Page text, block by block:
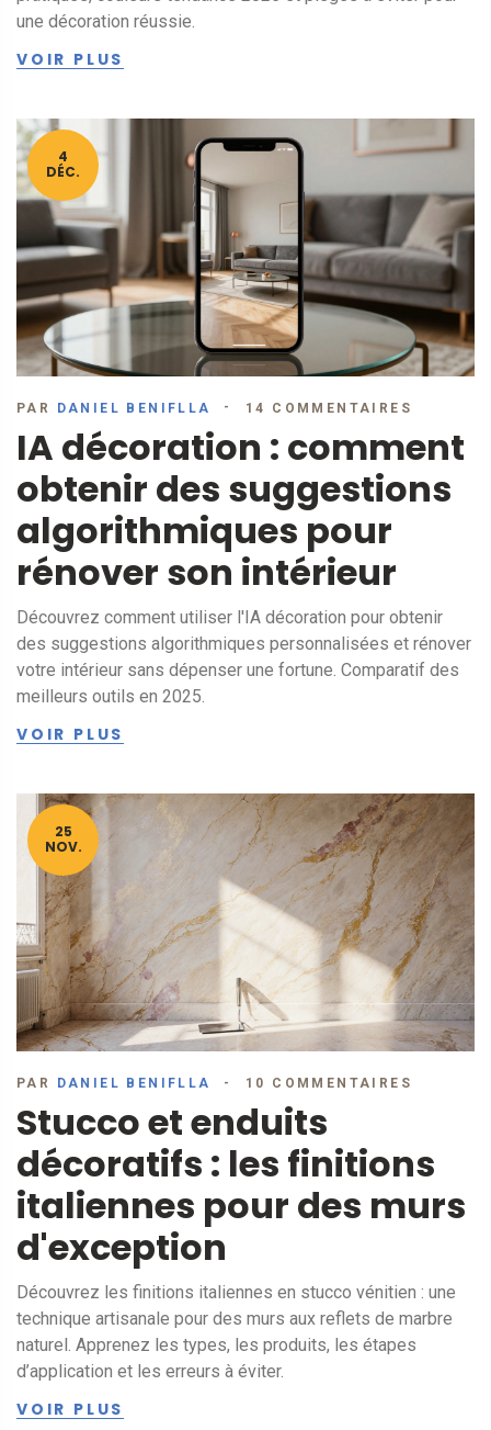
une décoration réussie.
VOIR PLUS
4
DÉC.
PAR DANIEL BENIFLLA 14 COMMENTAIRES
IA décoration : comment
obtenir des suggestions
algorithmiques pour
rénover son intérieur
Découvrez comment utiliser l'IA décoration pour obtenir
des suggestions algorithmiques personnalisées et rénover
votre intérieur sans dépenser une fortune. Comparatif des
meilleurs outils en 2025.
VOIR PLUS
25
NOV.
PAR DANIEL BENIFLLA 10 COMMENTAIRES
Stucco et enduits
décoratifs : les finitions
italiennes pour des murs
d'exception
Découvrez les finitions italiennes en stucco vénitien : une
technique artisanale pour des murs aux reflets de marbre
naturel. Apprenez les types, les produits, les étapes
d’application et les erreurs à éviter.
VOIR PLUS